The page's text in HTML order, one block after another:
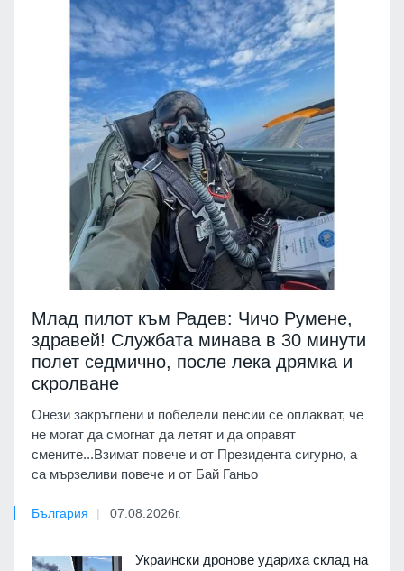
Млад пилот към Радев: Чичо Румене,
здравей! Службата минава в 30 минути
полет седмично, после лека дрямка и
скролване
Онези закръглени и побелели пенсии се оплакват, че
не могат да смогнат да летят и да оправят
смените...Взимат повече и от Президента сигурно, а
са мързеливи повече и от Бай Ганьо
България 07.08.2026г.
Украински дронове удариха склад на